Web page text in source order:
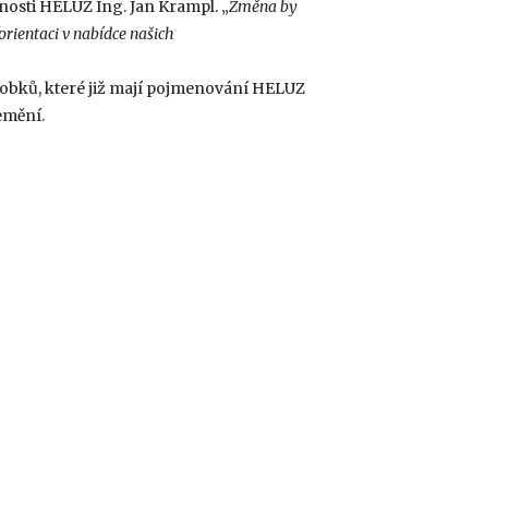
HELUZ Ing. Jan Krampl. „Změna by
v nabídce našich
které již mají pojmenování HELUZ